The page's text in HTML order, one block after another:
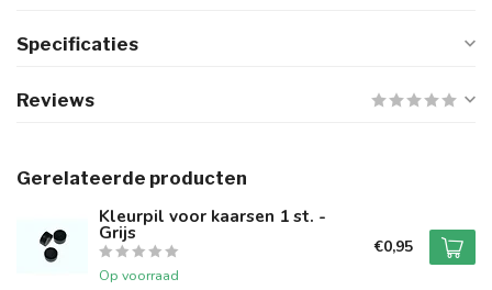
Specificaties
Reviews
Gerelateerde producten
Kleurpil voor kaarsen 1 st. -
Grijs
Op voorraad
€0,95